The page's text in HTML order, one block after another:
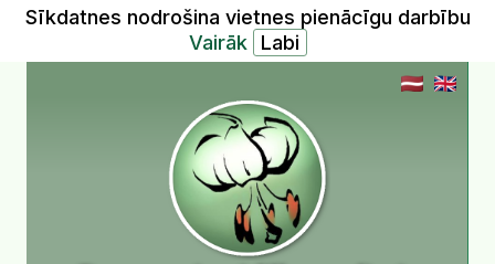
Sīkdatnes nodrošina vietnes pienācīgu darbību
Vairāk